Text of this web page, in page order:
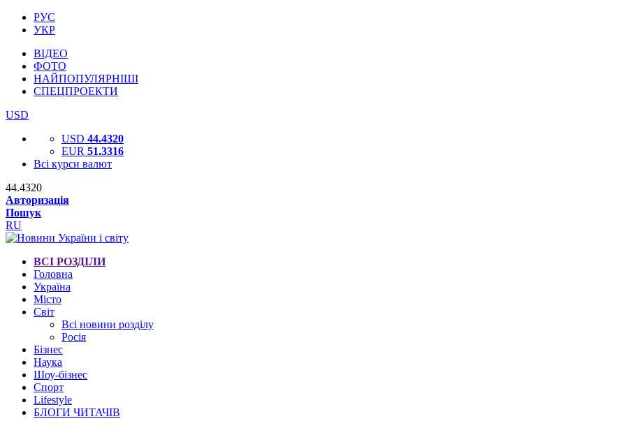
РУС
УКР
ВІДЕО
ФОТО
НАЙПОПУЛЯРНІШІ
СПЕЦПРОЕКТИ
USD
USD 44.4320
EUR 51.3316
Всі курси валют
44.4320
Авторизація
Пошук
RU
ВСІ РОЗДІЛИ
Головна
Україна
Місто
Світ
Всі новини розділу
Росія
Бізнес
Наука
Шоу-бізнес
Спорт
Lifestyle
БЛОГИ ЧИТАЧІВ